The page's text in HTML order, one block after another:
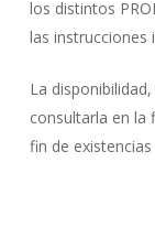
los distintos
las instrucciones
La
consultarla en la
fin de